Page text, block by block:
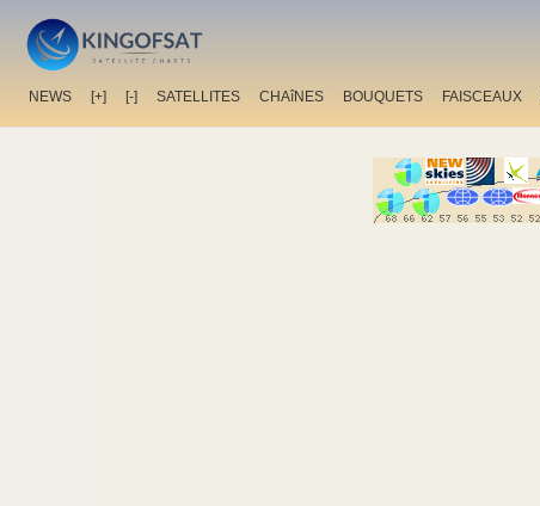
NEWS [+] [-] SATELLITES CHAîNES BOUQUETS FAISCEAUX